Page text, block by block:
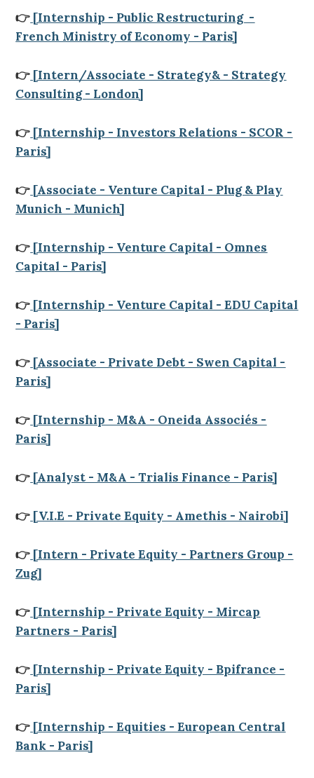
👉 [Internship - Public Restructuring -
French Ministry of Economy - Paris]
👉 [Intern/Associate - Strategy& - Strategy
Consulting - London]
👉 [Internship - Investors Relations - SCOR -
Paris]
👉 [Associate - Venture Capital - Plug & Play
Munich - Munich]
👉 [Internship - Venture Capital - Omnes
Capital - Paris]
👉 [Internship - Venture Capital - EDU Capital
- Paris]
👉 [Associate - Private Debt - Swen Capital -
Paris]
👉 [Internship - M&A - Oneida Associés -
Paris]
👉 [Analyst - M&A - Trialis Finance - Paris]
👉 [V.I.E - Private Equity - Amethis - Nairobi]
👉 [Intern - Private Equity - Partners Group -
Zug]
👉 [Internship - Private Equity - Mircap
Partners - Paris]
👉 [Internship - Private Equity - Bpifrance -
Paris]
👉 [Internship - Equities - European Central
Bank - Paris]